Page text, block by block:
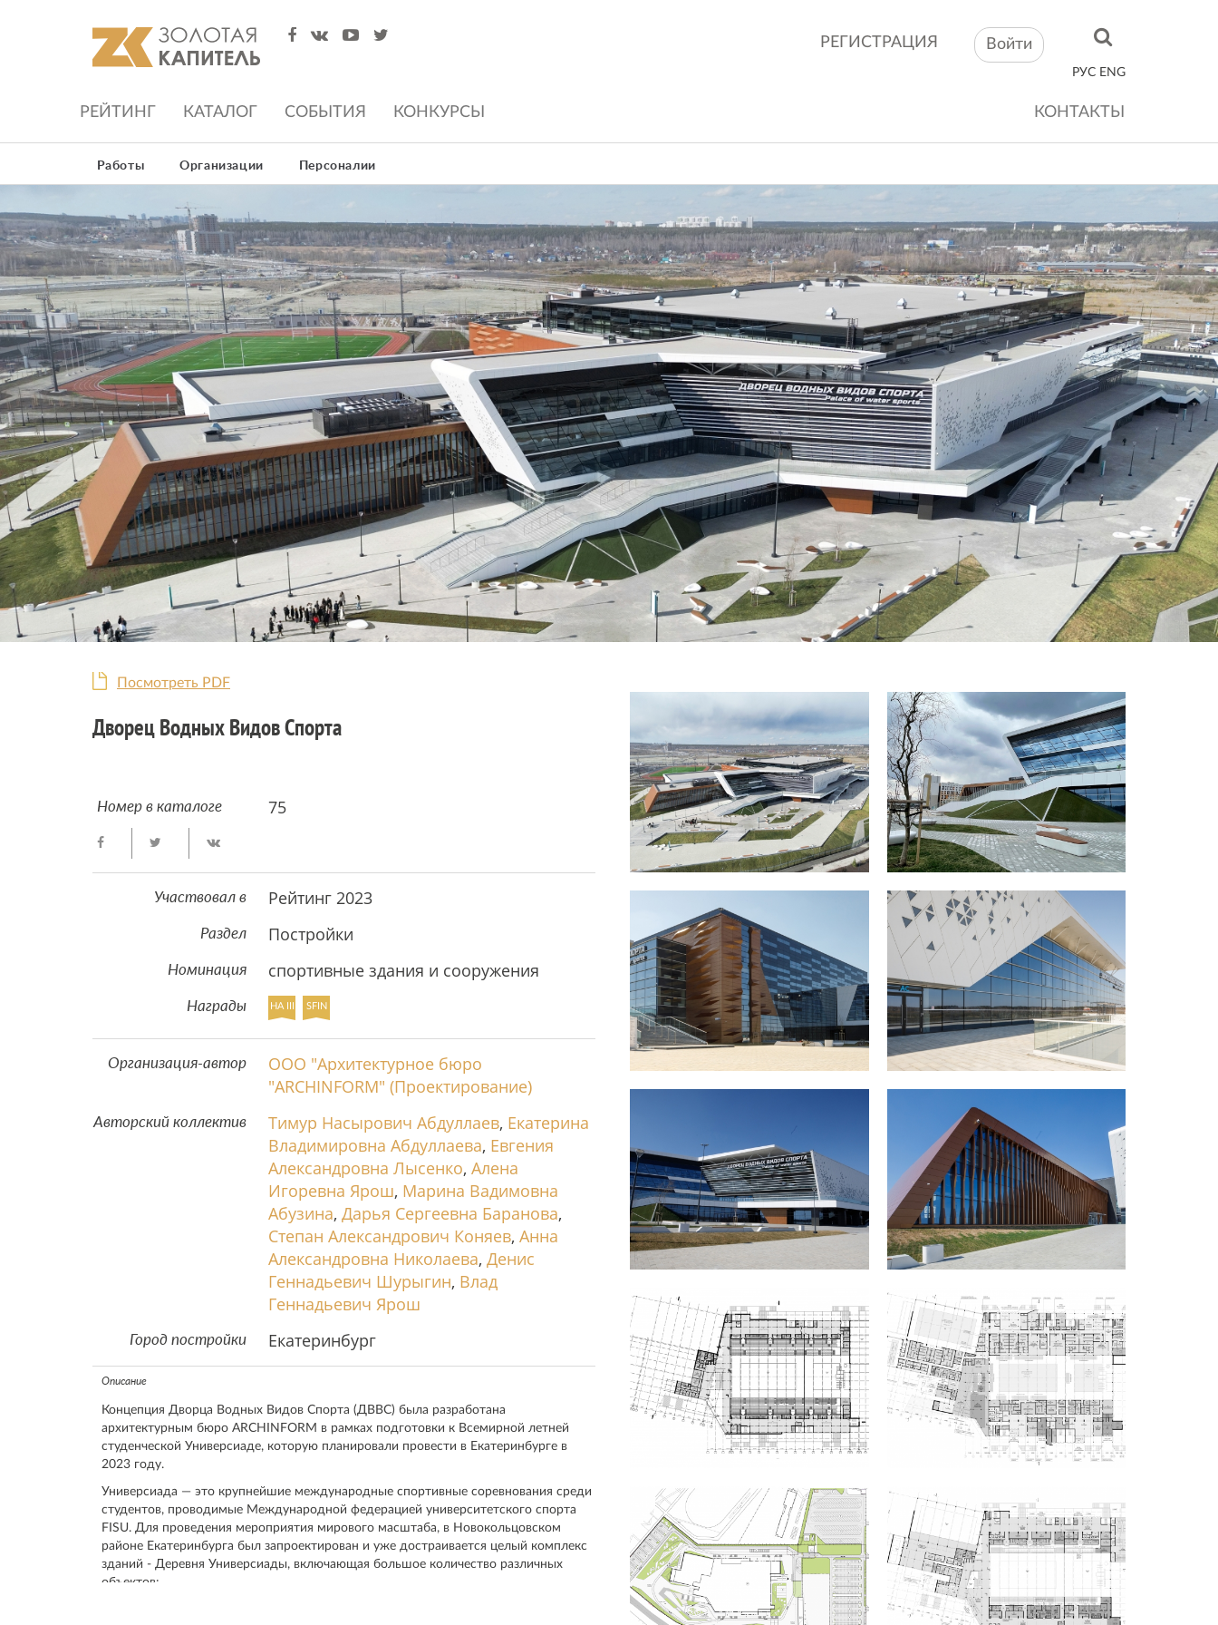
РЕГИСТРАЦИЯ Войти
РУС ENG
РЕЙТИНГ КАТАЛОГ СОБЫТИЯ КОНКУРСЫ КОНТАКТЫ
Работы Организации Персоналии
Посмотреть PDF
Дворец Водных Видов Спорта
Номер в каталоге 75
Участвовал в Рейтинг 2023
Раздел Постройки
Номинация спортивные здания и сооружения
Награды HA III SFIN
Организация-автор
ООО "Архитектурное бюро
"ARCHINFORM" (Проектирование)
Авторский коллектив Тимур Насырович Абдуллаев, Екатерина
Владимировна Абдуллаева, Евгения
Александровна Лысенко,Алена
Игоревна Ярош, Марина Вадимовна
Абузина,Дарья Сергеевна Баранова,
Степан Александрович Коняев,Анна
Александровна Николаева,Денис
Геннадьевич Шурыгин, Влад
Геннадьевич Ярош
Город постройки Екатеринбург
Описание
Концепция Дворца Водных Видов Спорта (ДВВС) была разработана
архитектурным бюро ARCHINFORM в рамках подготовки к Всемирной летней
студенческой Универсиаде, которую планировали провести в Екатеринбурге в
2023 году.
Универсиада — это крупнейшие международные спортивные соревнования среди
студентов, проводимые Международной федерацией университетского спорта
FISU. Для проведения мероприятия мирового масштаба, в Новокольцовском
районе Екатеринбурга был запроектирован и уже достраивается целый комплекс
зданий - Деревня Универсиады, включающая большое количество различных
объектов: